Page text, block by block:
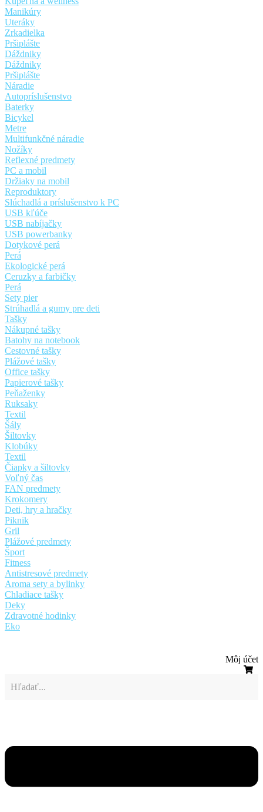
Manikúry
Uteráky
Zrkadielka
Pršiplášte
Dáždniky
Dáždniky
Pršiplášte
Náradie
Autopríslušenstvo
Baterky
Bicykel
Metre
Multifunkčné náradie
Nožíky
Reflexné predmety
PC a mobil
Držiaky na mobil
Reproduktory
Slúchadlá a príslušenstvo k PC
USB kľúče
USB nabíjačky
USB powerbanky
Dotykové perá
Perá
Ekologické perá
Ceruzky a farbičky
Perá
Sety pier
Strúhadlá a gumy pre deti
Tašky
Nákupné tašky
Batohy na notebook
Cestovné tašky
Plážové tašky
Office tašky
Papierové tašky
Peňaženky
Ruksaky
Textil
Šály
Šiltovky
Klobúky
Textil
Čiapky a šiltovky
Voľný čas
FAN predmety
Krokomery
Deti, hry a hračky
Piknik
Gril
Plážové predmety
Šport
Fitness
Antistresové predmety
Aroma sety a bylinky
Chladiace tašky
Deky
Zdravotné hodinky
Eko
Môj účet